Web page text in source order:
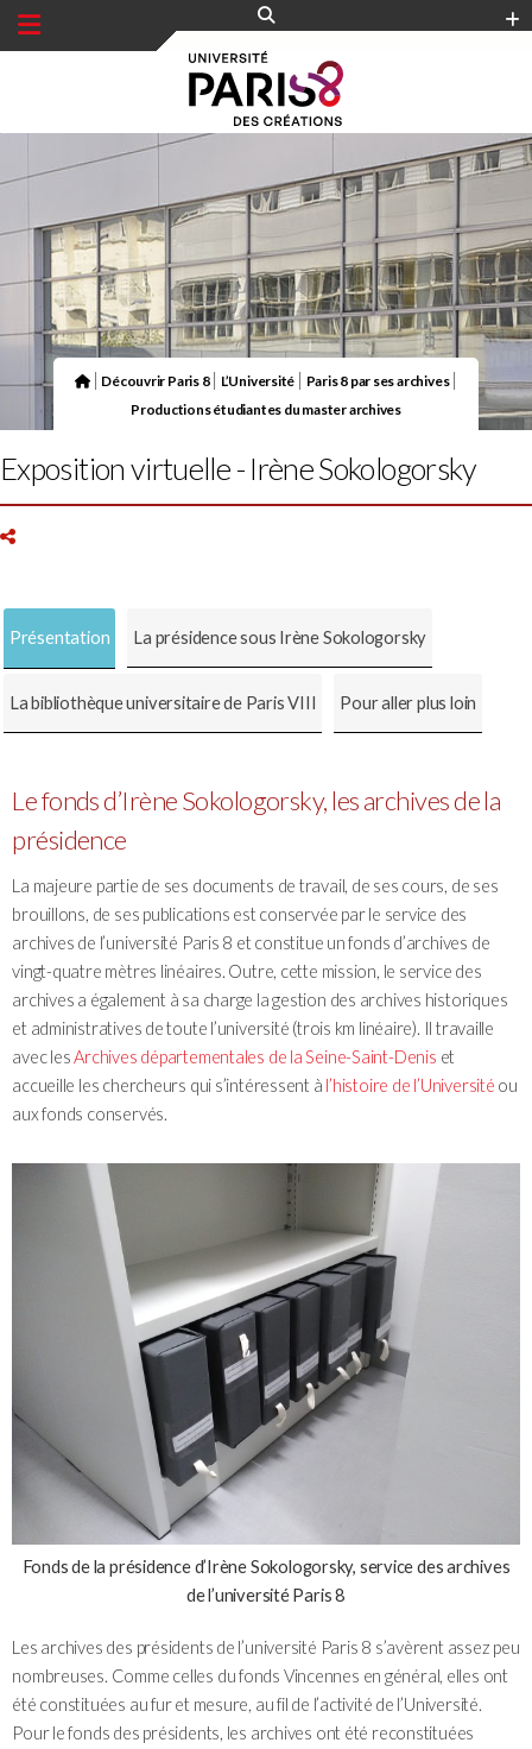
Découvrir Paris 8 L’Université Paris 8 par ses archives
Productions étudiantes du master archives
Exposition virtuelle - Irène Sokologorsky
Présentation La présidence sous Irène Sokologorsky
La bibliothèque universitaire de Paris VIII Pour aller plus loin
Le fonds d’Irène Sokologorsky, les archives de la
présidence
La majeure partie de ses documents de travail, de ses cours, de ses
brouillons, de ses publications est conservée par le service des
archives de l’université Paris 8 et constitue un fonds d’archives de
vingt-quatre mètres linéaires. Outre, cette mission, le service des
archives a également à sa charge la gestion des archives historiques
et administratives de toute l’université (trois km linéaire). Il travaille
avec lesArchives départementales de la Seine-Saint-Denis et
accueille les chercheurs qui s’intéressent à l’histoire de l’Université ou
aux fonds conservés.
Fonds de la présidence d’Irène Sokologorsky, service des archives
de l’université Paris 8
Les archives des présidents de l’université Paris 8 s’avèrent assez peu
nombreuses. Comme celles du fonds Vincennes en général, elles ont
été constituées au fur et mesure, au fil de l’activité de l’Université.
Pour le fonds des présidents, les archives ont été reconstituées
Panneau de gestion des cookies